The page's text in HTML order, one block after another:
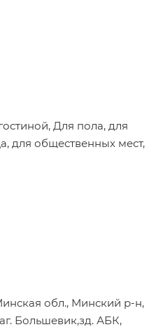
Для пола, для
для общественных мест,
обл., Минский р-н,
Большевик,зд. АБК,